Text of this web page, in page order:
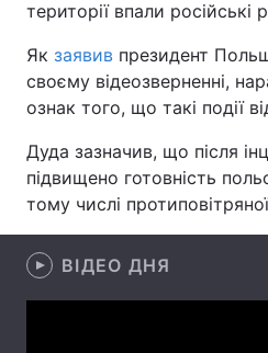
Спорт
Зброя
Цікавинки
території впали російські
Як заявив президент
своєму відеозверненні,
ознак того, що такі події
Дуда зазначив, що після
підвищено готовність
тому числі
ВІДЕО ДНЯ